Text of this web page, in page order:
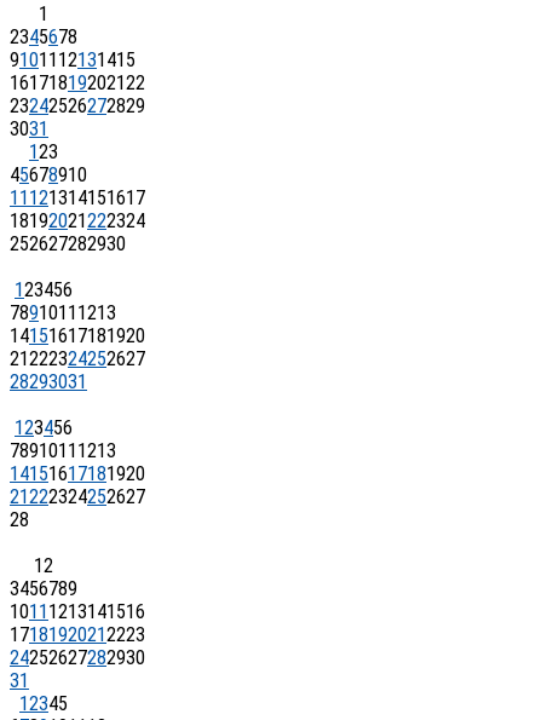
1
2345678
9101112131415
16171819202122
23242526272829
3031
123
45678910
11121314151617
18192021222324
252627282930
123456
78910111213
14151617181920
21222324252627
28293031
123456
78910111213
14151617181920
21222324252627
28
12
3456789
10111213141516
17181920212223
24252627282930
31
12345